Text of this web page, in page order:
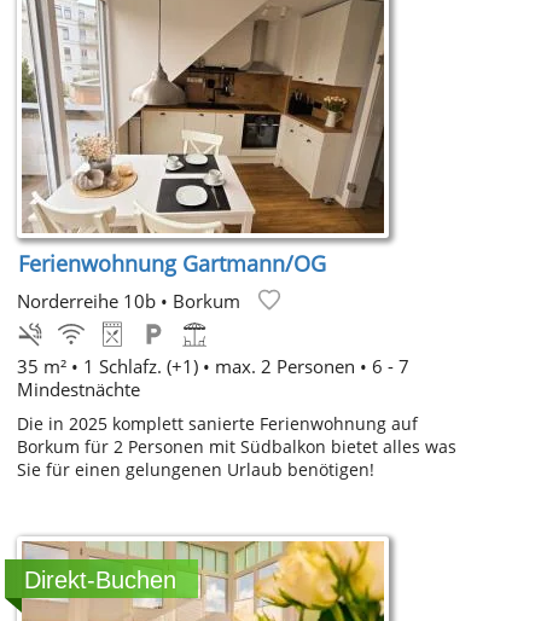
Ferienwohnung Gartmann/OG
Norderreihe 10b • Borkum
35 m² • 1 Schlafz. (+1) • max. 2 Personen • 6 - 7
Mindestnächte
Die in 2025 komplett sanierte Ferienwohnung auf
Borkum für 2 Personen mit Südbalkon bietet alles was
Sie für einen gelungenen Urlaub benötigen!